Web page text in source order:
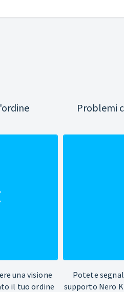
una visione
il tuo ordine
Problemi
Potete
supporto Nero